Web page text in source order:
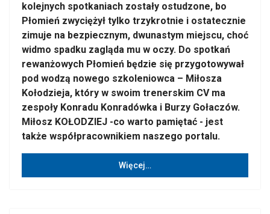
kolejnych spotkaniach zostały ostudzone, bo
Płomień zwyciężył tylko trzykrotnie i ostatecznie
zimuje na bezpiecznym, dwunastym miejscu, choć
widmo spadku zagląda mu w oczy. Do spotkań
rewanżowych Płomień będzie się przygotowywał
pod wodzą nowego szkoleniowca – Miłosza
Kołodzieja, który w swoim trenerskim CV ma
zespoły Konradu Konradówka i Burzy Gołaczów.
Miłosz KOŁODZIEJ -co warto pamiętać - jest
także współpracownikiem naszego portalu.
Więcej…